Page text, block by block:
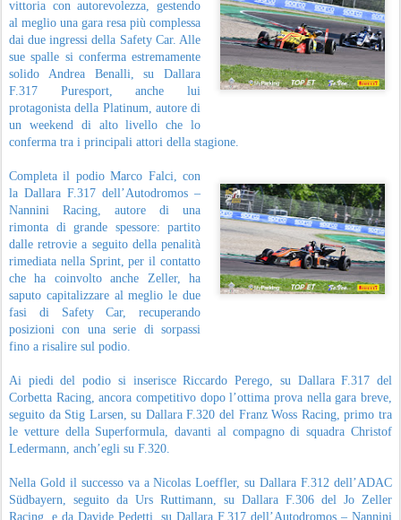
vittoria con autorevolezza, gestendo
al meglio una gara resa più complessa
dai due ingressi della Safety Car. Alle
sue spalle si conferma estremamente
solido Andrea Benalli, su Dallara
F.317 Puresport, anche lui
protagonista della Platinum, autore di
un weekend di alto livello che lo
conferma tra i principali attori della stagione.
Completa il podio Marco Falci, con
la Dallara F.317 dell’Autodromos –
Nannini Racing, autore di una
rimonta di grande spessore: partito
dalle retrovie a seguito della penalità
rimediata nella Sprint, per il contatto
che ha coinvolto anche Zeller, ha
saputo capitalizzare al meglio le due
fasi di Safety Car, recuperando
posizioni con una serie di sorpassi
fino a risalire sul podio.
Ai piedi del podio si inserisce Riccardo Perego, su Dallara F.317 del
Corbetta Racing, ancora competitivo dopo l’ottima prova nella gara breve,
seguito da Stig Larsen, su Dallara F.320 del Franz Woss Racing, primo tra
le vetture della Superformula, davanti al compagno di squadra Christof
Ledermann, anch’egli su F.320.
Nella Gold il successo va a Nicolas Loeffler, su Dallara F.312 dell’ADAC
Südbayern, seguito da Urs Ruttimann, su Dallara F.306 del Jo Zeller
Racing, e da Davide Pedetti, su Dallara F.317 dell’Autodromos – Nannini